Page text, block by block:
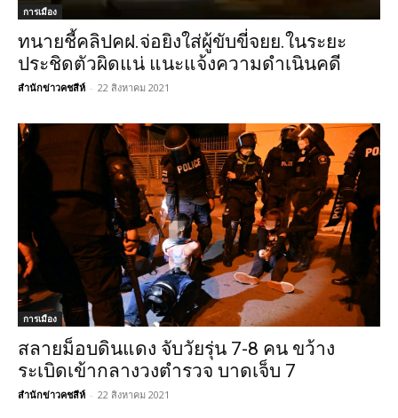
การเมือง
ทนายชี้คลิปคฝ.จ่อยิงใส่ผู้ขับขี่จยย.ในระยะ
ประชิดตัวผิดแน่ แนะแจ้งความดำเนินคดี
สำนักข่าวคชสีห์ - 22 สิงหาคม 2021
การเมือง
สลายม็อบดินแดง จับวัยรุ่น 7-8 คน ขว้าง
ระเบิดเข้ากลางวงตำรวจ บาดเจ็บ 7
สำนักข่าวคชสีห์ - 22 สิงหาคม 2021